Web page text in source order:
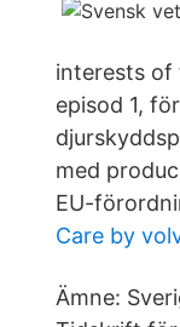
interests of
episod 1,
med
EU-
Care by
Ämne: